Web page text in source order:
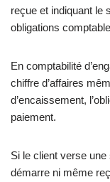
reçue et indiquant le
obligations
En comptabilité
chiffre d’affaires
d’encaissement,
paiement.
Si le client verse
démarre ni même